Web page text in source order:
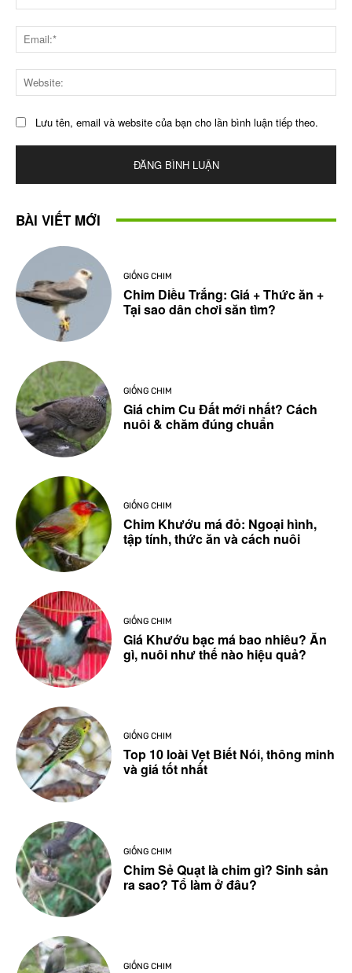
Lưu tên, email và website của bạn cho lần bình luận tiếp theo.
BÀI VIẾT MỚI
GIỐNG CHIM
Chim Diều Trắng: Giá + Thức ăn +
Tại sao dân chơi săn tìm?
GIỐNG CHIM
Giá chim Cu Đất mới nhất? Cách
nuôi & chăm đúng chuẩn
GIỐNG CHIM
Chim Khướu má đỏ: Ngoại hình,
tập tính, thức ăn và cách nuôi
GIỐNG CHIM
Giá Khướu bạc má bao nhiêu? Ăn
gì, nuôi như thế nào hiệu quả?
GIỐNG CHIM
Top 10 loài Vẹt Biết Nói, thông minh
và giá tốt nhất
GIỐNG CHIM
Chim Sẻ Quạt là chim gì? Sinh sản
ra sao? Tổ làm ở đâu?
GIỐNG CHIM